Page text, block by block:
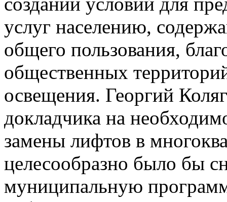
услуг населению,
общего пользования,
общественных
освещения. Георгий
докладчика на
замены лифтов в
целесообразно было бы
муниципальную